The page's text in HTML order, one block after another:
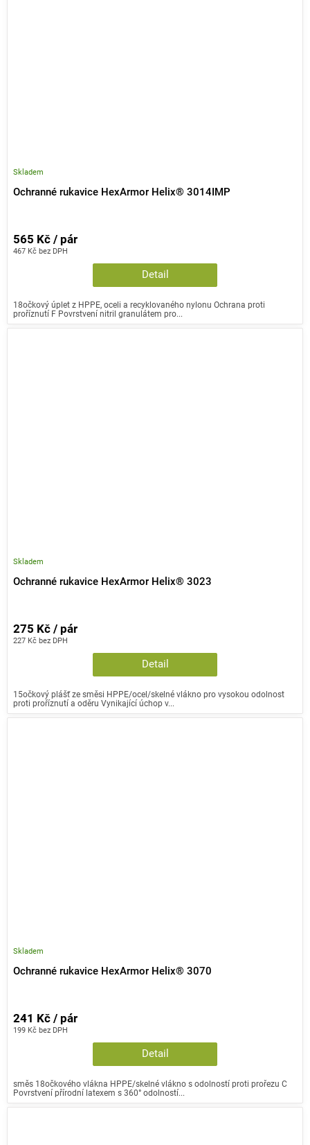
Ochranné rukavice HexArmor Helix® 3014IMP
Skladem
467 Kč bez DPH
565 Kč / pár
Detail
18očkový úplet z HPPE, oceli a recyklovaného nylonu Ochrana proti
proříznutí F Povrstvení nitril granulátem pro...
Ochranné rukavice HexArmor Helix® 3023
Skladem
227 Kč bez DPH
275 Kč / pár
Detail
15očkový plášť ze směsi HPPE/ocel/skelné vlákno pro vysokou odolnost
proti proříznutí a oděru Vynikající úchop v...
Ochranné rukavice HexArmor Helix® 3070
Skladem
199 Kč bez DPH
241 Kč / pár
Detail
směs 18očkového vlákna HPPE/skelné vlákno s odolností proti prořezu C
Povrstvení přírodní latexem s 360° odolností...